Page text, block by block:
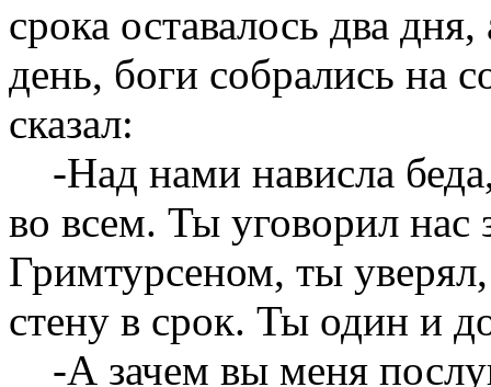
срока оставалось два
день, боги собрались на
сказал:
-Над нами нависла
во всем. Ты уговорил нас
Гримтурсеном, ты
стену в срок. Ты один и
-А зачем вы меня